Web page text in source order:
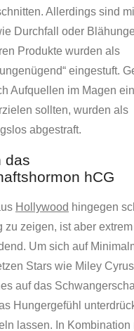
Allerdings sind
Durchfall oder
Produkte wurden als
eingestuft.
Aufquellen im Magen ein
sollten, wurden als
abgestraft.
das
hCG
Hollywood hingegen
zu zeigen, ist aber extrem
Um sich auf
Stars wie Miley
auf das
Hungergefühl
lassen. In Kombination